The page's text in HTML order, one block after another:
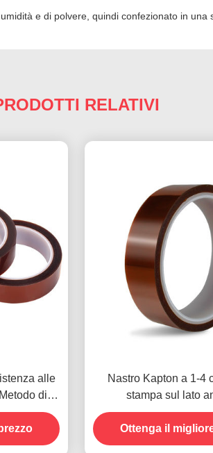
e di polvere, quindi confezionato in
RELATIVI
alle
di
per
Nastro Kapton a 1-4
stampa sul lato
Ottenga il